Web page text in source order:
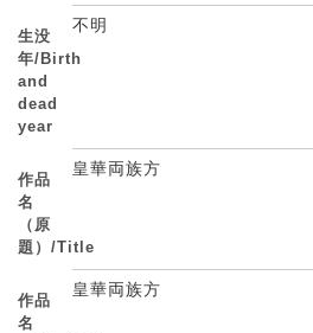
生没
年/Birth
and
dead
year
不明
作品
名
（原
題）/Title
皇華両族方
作品
名
皇華両族方